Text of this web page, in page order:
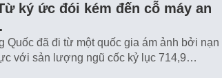
ký ức đói kém đến cỗ máy an
Quốc đã đi từ một quốc gia ám ảnh bởi nạn
với sản lượng ngũ cốc kỷ lục 714,9…